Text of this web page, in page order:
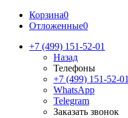
Корзина0
Отложенные0
+7 (499) 151-52-01
Назад
Телефоны
+7 (499) 151-52-01
WhatsApp
Telegram
Заказать звонок